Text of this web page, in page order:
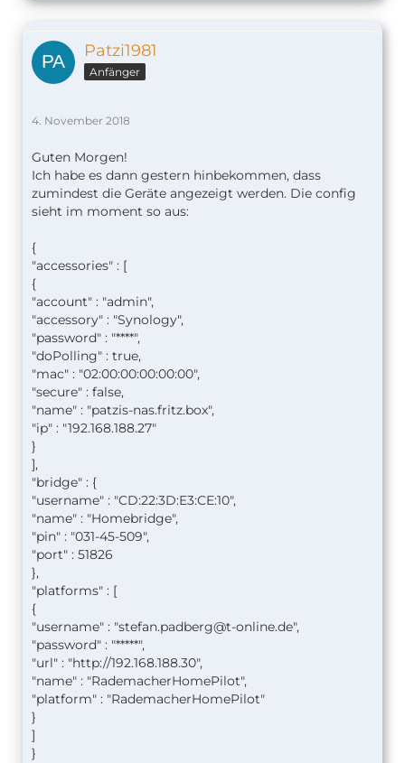
Patzi1981
Anfänger
4. November 2018
Guten Morgen!
Ich habe es dann gestern hinbekommen, dass
zumindest die Geräte angezeigt werden. Die config
sieht im moment so aus:
{
"accessories" : [
{
"account" : "admin",
"accessory" : "Synology",
"password" : "****",
"doPolling" : true,
"mac" : "02:00:00:00:00:00",
"secure" : false,
"name" : "patzis-nas.fritz.box",
"ip" : "192.168.188.27"
}
],
"bridge" : {
"username" : "CD:22:3D:E3:CE:10",
"name" : "Homebridge",
"pin" : "031-45-509",
"port" : 51826
},
"platforms" : [
{
"username" : "stefan.padberg@t-online.de",
"password" : "*****",
"url" : "http://192.168.188.30",
"name" : "RademacherHomePilot",
"platform" : "RademacherHomePilot"
}
]
}